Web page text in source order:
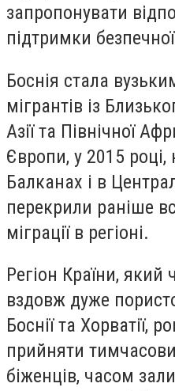
запропонувати
підтримки безпечної
Боснія стала
мігрантів із
Азії та Північної
Європи, у 2015 році,
Балканах і в
перекрили раніше
міграції в регіоні.
Регіон Країни, який
вздовж дуже
Боснії та Хорватії,
прийняти
біженців, часом